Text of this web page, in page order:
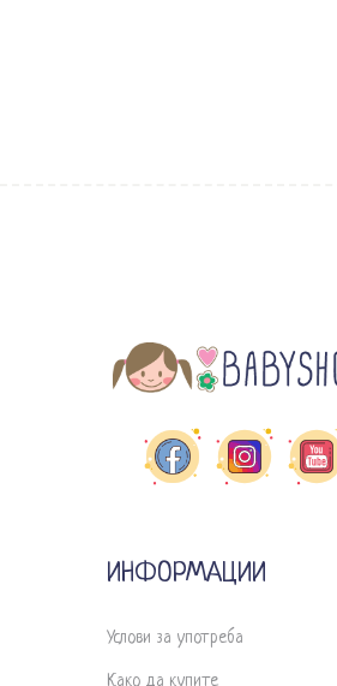
ИНФОРМАЦИИ
Услови за употреба
Како да купите